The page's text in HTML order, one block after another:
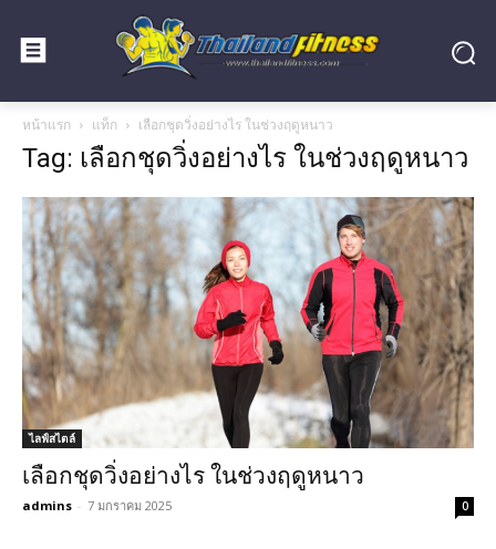
หน้าแรก แท็ก เลือกชุดวิ่งอย่างไร ในช่วงฤดูหนาว
Tag: เลือกชุดวิ่งอย่างไร ในช่วงฤดูหนาว
ไลฟ์สไตล์
เลือกชุดวิ่งอย่างไร ในช่วงฤดูหนาว
admins - 7 มกราคม 2025 0